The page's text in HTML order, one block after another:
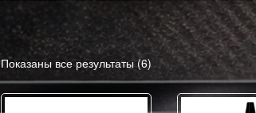
Показаны все результаты (6)